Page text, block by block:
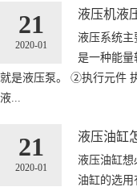
21
2020-01
液压机液
液压系统
是一种能量
就是液压泵。 ②执行元件
液...
21
2020-01
液压油缸
液压油缸想
油缸的选用